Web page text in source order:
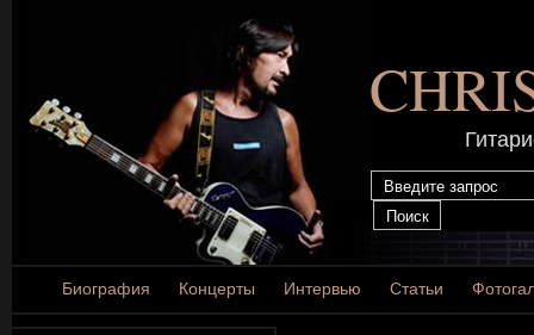
Биография Концерты Интервью Статьи